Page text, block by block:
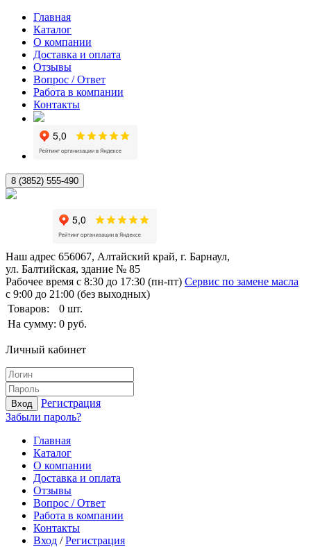
Главная
Каталог
О компании
Доставка и оплата
Отзывы
Вопрос / Ответ
Работа в компании
Контакты
8 (3852) 555-490
Наш адрес 656067, Алтайский край, г. Барнаул,
ул. Балтийская, здание № 85
Рабочее время с 8:30 до 17:30 (пн-пт) Сервис по замене масла
с 9:00 до 21:00 (без выходных)
Товаров:
0 шт.
На сумму: 0 руб.
Личный кабинет
Вход
Регистрация
Забыли пароль?
Главная
Каталог
О компании
Доставка и оплата
Отзывы
Вопрос / Ответ
Работа в компании
Контакты
Вход /Регистрация